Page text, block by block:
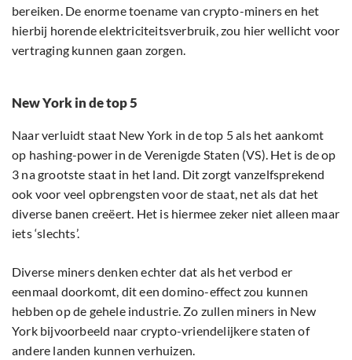
bereiken. De enorme toename van crypto-miners en het
hierbij horende elektriciteitsverbruik, zou hier wellicht voor
vertraging kunnen gaan zorgen.
New York in de top 5
Naar verluidt staat New York in de top 5 als het aankomt
op hashing-power in de Verenigde Staten (VS). Het is de op
3 na grootste staat in het land. Dit zorgt vanzelfsprekend
ook voor veel opbrengsten voor de staat, net als dat het
diverse banen creëert. Het is hiermee zeker niet alleen maar
iets ‘slechts’.
Diverse miners denken echter dat als het verbod er
eenmaal doorkomt, dit een domino-effect zou kunnen
hebben op de gehele industrie. Zo zullen miners in New
York bijvoorbeeld naar crypto-vriendelijkere staten of
andere landen kunnen verhuizen.